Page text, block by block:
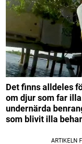
Det finns alldeles
om djur som far
undernärda
som blivit illa